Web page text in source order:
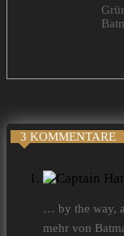
3 KOMMENTARE
… by the way,
mehr von